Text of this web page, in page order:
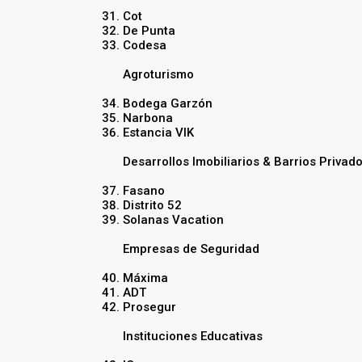
Cot
De Punta
Codesa
Agroturismo
Bodega Garzón
Narbona
Estancia VIK
Desarrollos Imobiliarios & Barrios
Fasano
Distrito 52
Solanas Vacation
Empresas de Seguridad
Máxima
ADT
Prosegur
Instituciones Educativas